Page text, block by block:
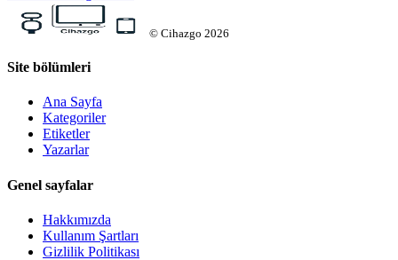
© Cihazgo 2026
Site bölümleri
Ana Sayfa
Kategoriler
Etiketler
Yazarlar
Genel sayfalar
Hakkımızda
Kullanım Şartları
Gizlilik Politikası